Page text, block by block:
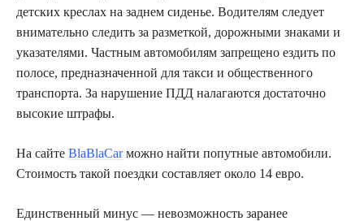
детских креслах на заднем сиденье. Водителям следует
внимательно следить за разметкой, дорожными знаками и
указателями. Частным автомобилям запрещено ездить по
полосе, предназначенной для такси и общественного
транспорта. За нарушение ПДД налагаются достаточно
высокие штрафы.
На сайте BlaBlaCarможно найти попутные автомобили.
Стоимость такой поездки составляет около 14 евро.
Единственный минус — невозможность заранее